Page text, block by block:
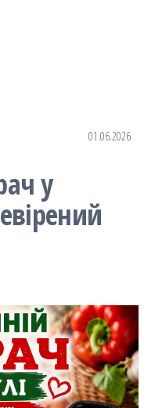
01.06.2026
у